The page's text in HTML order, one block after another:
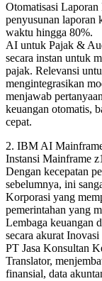
Otomatisasi
penyusunan laporan
waktu hingga 80%.
AI untuk Pajak &
secara instan untuk
pajak. Relevansi
mengintegrasikan
menjawab
keuangan otomatis,
cepat.
2. IBM AI
Instansi Mainframe
Dengan kecepatan
sebelumnya, ini
Korporasi yang
pemerintahan yang
Lembaga keuangan
secara akurat
PT Jasa Konsultan
Translator,
finansial, data